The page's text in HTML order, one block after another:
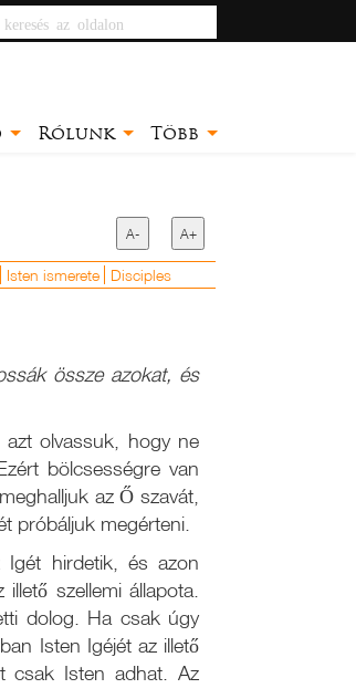
az oldalon
Rólunk Több
A- A+
Isten ismerete Disciples
össze azokat, és
olvassuk, hogy ne
bölcsességre van
az Ő szavát,
próbáljuk megérteni.
Igét hirdetik, és azon
szellemi állapota.
dolog. Ha csak úgy
Isten Igéjét az illető
csak Isten adhat. Az